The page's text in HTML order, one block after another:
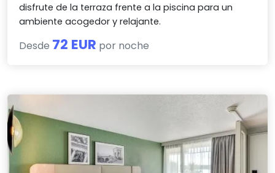
disfrute de la terraza frente a la piscina para un
ambiente acogedor y relajante.
Desde 72 EUR por noche